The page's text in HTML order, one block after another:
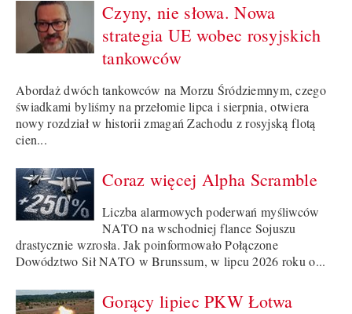
Czyny, nie słowa. Nowa
strategia UE wobec rosyjskich
tankowców
Abordaż dwóch tankowców na Morzu Śródziemnym, czego
świadkami byliśmy na przełomie lipca i sierpnia, otwiera
nowy rozdział w historii zmagań Zachodu z rosyjską flotą
cien...
Coraz więcej Alpha Scramble
Liczba alarmowych poderwań myśliwców
NATO na wschodniej flance Sojuszu
drastycznie wzrosła. Jak poinformowało Połączone
Dowództwo Sił NATO w Brunssum, w lipcu 2026 roku o...
Gorący lipiec PKW Łotwa